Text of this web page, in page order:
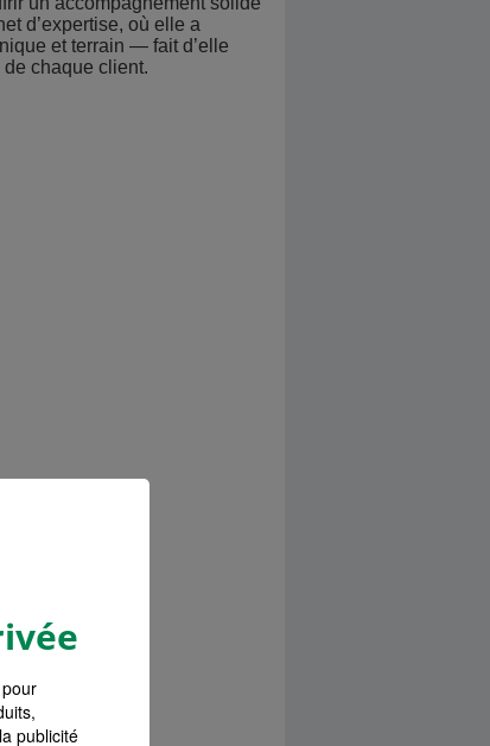
d’expertise, où elle a
et terrain — fait d’elle
chaque client.
publicité